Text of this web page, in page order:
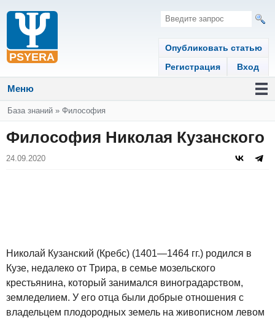
Опубликовать статью
Регистрация
Вход
Меню
Вы здесь
База знаний » Философия
Философия Николая Кузанского
24.09.2020
Николай Кузанский (Кребс) (1401—1464 гг.) родился в
Кузе, недалеко от Трира, в семье мозельского
крестьянина, который занимался виноградарством,
земледелием. У его отца были добрые отношения с
владельцем плодородных земель на живописном левом